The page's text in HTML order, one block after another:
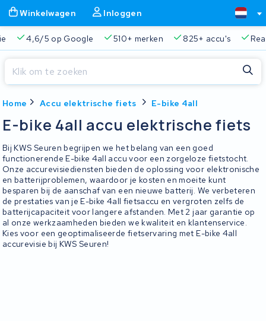
Winkelwagen Inloggen
4,6/5 op Google 510+ merken 825+ accu's
Home Accu elektrische fiets E-bike 4all
E-bike 4all accu elektrische fiets
Bij KWS Seuren begrijpen we het belang van een goed
functionerende E-bike 4all accu voor een zorgeloze fietstocht.
Onze accurevisiediensten bieden de oplossing voor elektronische
en batterijproblemen, waardoor je kosten en moeite kunt
besparen bij de aanschaf van een nieuwe batterij. We verbeteren
de prestaties van je E-bike 4all fietsaccu en vergroten zelfs de
batterijcapaciteit voor langere afstanden. Met 2 jaar garantie op
al onze werkzaamheden bieden we kwaliteit en klantenservice.
Kies voor een geoptimaliseerde fietservaring met E-bike 4all
accurevisie bij KWS Seuren!
Je winkelwagen is leeg.
Gratis verzending en ophaalservice 45.000+ accu's
Sluiten
Begin te typen in de zoekbalk om te zoeken